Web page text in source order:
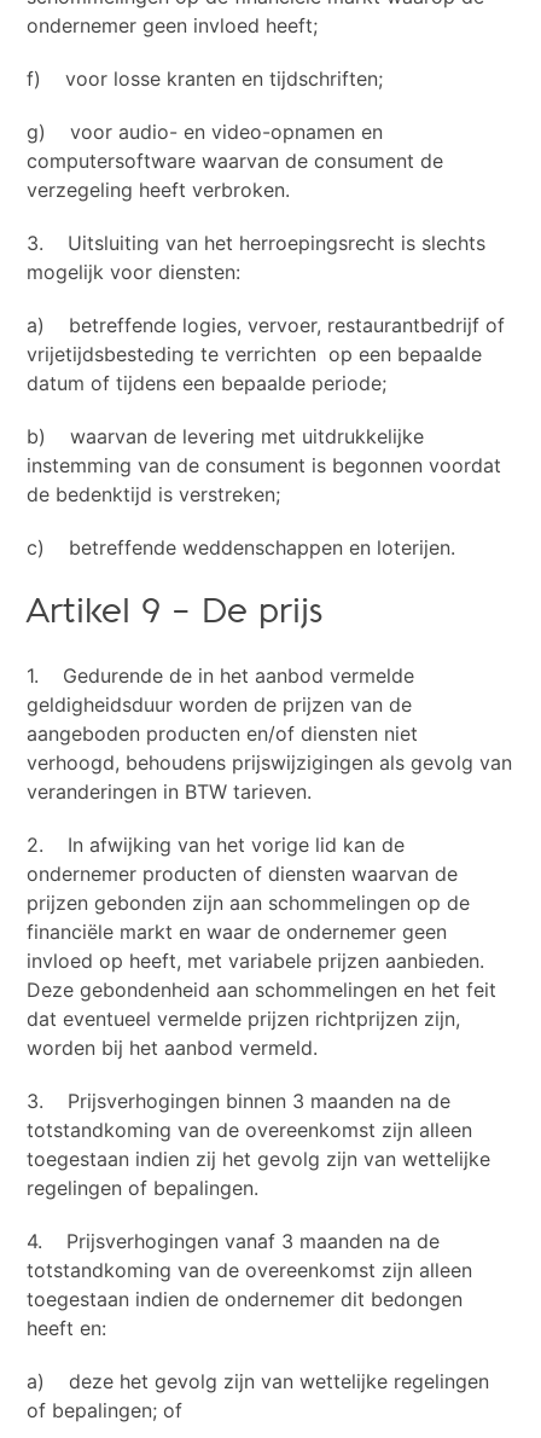
ondernemer geen invloed heeft;
f) voor losse kranten en tijdschriften;
g) voor audio- en video-opnamen en
computersoftware waarvan de consument de
verzegeling heeft verbroken.
3. Uitsluiting van het herroepingsrecht is slechts
mogelijk voor diensten:
a) betreffende logies, vervoer, restaurantbedrijf of
vrijetijdsbesteding te verrichten op een bepaalde
datum of tijdens een bepaalde periode;
b) waarvan de levering met uitdrukkelijke
instemming van de consument is begonnen voordat
de bedenktijd is verstreken;
c) betreffende weddenschappen en loterijen.
Artikel 9 – De prijs
1. Gedurende de in het aanbod vermelde
geldigheidsduur worden de prijzen van de
aangeboden producten en/of diensten niet
verhoogd, behoudens prijswijzigingen als gevolg van
veranderingen in BTW tarieven.
2. In afwijking van het vorige lid kan de
ondernemer producten of diensten waarvan de
prijzen gebonden zijn aan schommelingen op de
financiële markt en waar de ondernemer geen
invloed op heeft, met variabele prijzen aanbieden.
Deze gebondenheid aan schommelingen en het feit
dat eventueel vermelde prijzen richtprijzen zijn,
worden bij het aanbod vermeld.
3. Prijsverhogingen binnen 3 maanden na de
totstandkoming van de overeenkomst zijn alleen
toegestaan indien zij het gevolg zijn van wettelijke
regelingen of bepalingen.
4. Prijsverhogingen vanaf 3 maanden na de
totstandkoming van de overeenkomst zijn alleen
toegestaan indien de ondernemer dit bedongen
heeft en:
a) deze het gevolg zijn van wettelijke regelingen
of bepalingen; of